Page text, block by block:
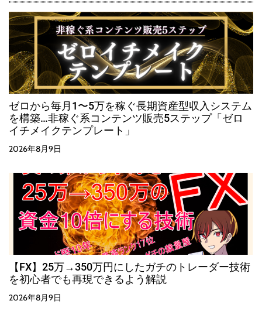
ゼロから毎月1〜5万を稼ぐ長期資産型収入システム
を構築…非稼ぐ系コンテンツ販売5ステップ「ゼロ
イチメイクテンプレート」
2026年8月9日
【FX】25万→350万円にしたガチのトレーダー技術
を初心者でも再現できるよう解説
2026年8月9日